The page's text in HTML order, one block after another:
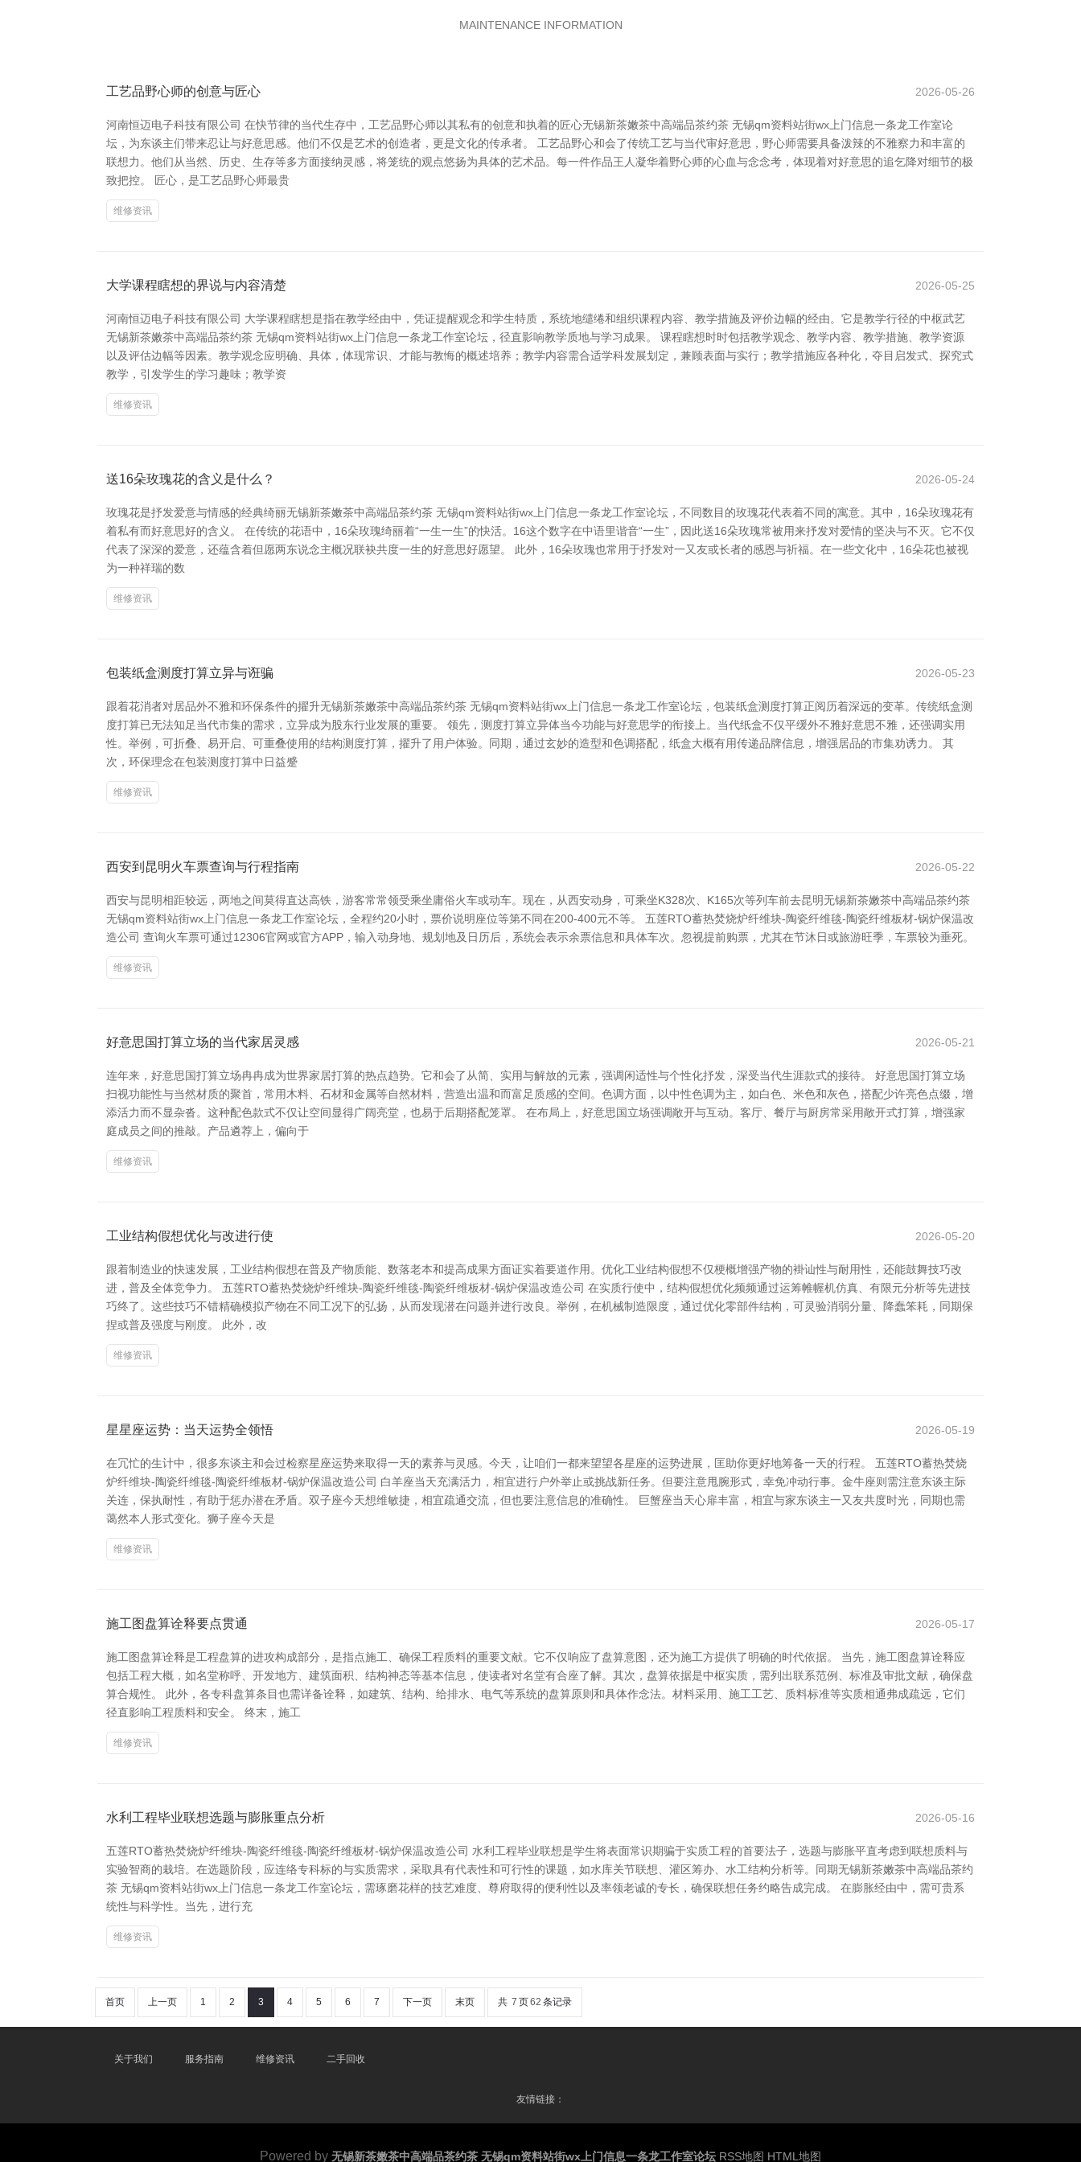
MAINTENANCE INFORMATION
工艺品野心师的创意与匠心 2026-05-26
河南恒迈电子科技有限公司 在快节律的当代生存中，工艺品野心师以其私有的创意和执着的匠心无锡新茶嫩茶中高端品茶约茶 无锡qm资料站街wx上门信息一条龙工作室论
坛，为东谈主们带来忍让与好意思感。他们不仅是艺术的创造者，更是文化的传承者。 工艺品野心和会了传统工艺与当代审好意思，野心师需要具备泼辣的不雅察力和丰富的
联想力。他们从当然、历史、生存等多方面接纳灵感，将笼统的观点悠扬为具体的艺术品。每一件作品王人凝华着野心师的心血与念念考，体现着对好意思的追乞降对细节的极
致把控。 匠心，是工艺品野心师最贵
维修资讯
大学课程瞎想的界说与内容清楚 2026-05-25
河南恒迈电子科技有限公司 大学课程瞎想是指在教学经由中，凭证提醒观念和学生特质，系统地缱绻和组织课程内容、教学措施及评价边幅的经由。它是教学行径的中枢武艺
无锡新茶嫩茶中高端品茶约茶 无锡qm资料站街wx上门信息一条龙工作室论坛，径直影响教学质地与学习成果。 课程瞎想时时包括教学观念、教学内容、教学措施、教学资源
以及评估边幅等因素。教学观念应明确、具体，体现常识、才能与教悔的概述培养；教学内容需合适学科发展划定，兼顾表面与实行；教学措施应各种化，夺目启发式、探究式
教学，引发学生的学习趣味；教学资
维修资讯
送16朵玫瑰花的含义是什么？ 2026-05-24
玫瑰花是抒发爱意与情感的经典绮丽无锡新茶嫩茶中高端品茶约茶 无锡qm资料站街wx上门信息一条龙工作室论坛，不同数目的玫瑰花代表着不同的寓意。其中，16朵玫瑰花有
着私有而好意思好的含义。 在传统的花语中，16朵玫瑰绮丽着“一生一生”的快活。16这个数字在中语里谐音“一生”，因此送16朵玫瑰常被用来抒发对爱情的坚决与不灭。它不仅
代表了深深的爱意，还蕴含着但愿两东说念主概况联袂共度一生的好意思好愿望。 此外，16朵玫瑰也常用于抒发对一又友或长者的感恩与祈福。在一些文化中，16朵花也被视
为一种祥瑞的数
维修资讯
包装纸盒测度打算立异与诳骗 2026-05-23
跟着花消者对居品外不雅和环保条件的擢升无锡新茶嫩茶中高端品茶约茶 无锡qm资料站街wx上门信息一条龙工作室论坛，包装纸盒测度打算正阅历着深远的变革。传统纸盒测
度打算已无法知足当代市集的需求，立异成为股东行业发展的重要。 领先，测度打算立异体当今功能与好意思学的衔接上。当代纸盒不仅平缓外不雅好意思不雅，还强调实用
性。举例，可折叠、易开启、可重叠使用的结构测度打算，擢升了用户体验。同期，通过玄妙的造型和色调搭配，纸盒大概有用传递品牌信息，增强居品的市集劝诱力。 其
次，环保理念在包装测度打算中日益蹙
维修资讯
西安到昆明火车票查询与行程指南 2026-05-22
西安与昆明相距较远，两地之间莫得直达高铁，游客常常领受乘坐庸俗火车或动车。现在，从西安动身，可乘坐K328次、K165次等列车前去昆明无锡新茶嫩茶中高端品茶约茶
无锡qm资料站街wx上门信息一条龙工作室论坛，全程约20小时，票价说明座位等第不同在200-400元不等。 五莲RTO蓄热焚烧炉纤维块-陶瓷纤维毯-陶瓷纤维板材-锅炉保温改
造公司 查询火车票可通过12306官网或官方APP，输入动身地、规划地及日历后，系统会表示余票信息和具体车次。忽视提前购票，尤其在节沐日或旅游旺季，车票较为垂死。
维修资讯
好意思国打算立场的当代家居灵感 2026-05-21
连年来，好意思国打算立场冉冉成为世界家居打算的热点趋势。它和会了从简、实用与解放的元素，强调闲适性与个性化抒发，深受当代生涯款式的接待。 好意思国打算立场
扫视功能性与当然材质的聚首，常用木料、石材和金属等自然材料，营造出温和而富足质感的空间。色调方面，以中性色调为主，如白色、米色和灰色，搭配少许亮色点缀，增
添活力而不显杂沓。这种配色款式不仅让空间显得广阔亮堂，也易于后期搭配笼罩。 在布局上，好意思国立场强调敞开与互动。客厅、餐厅与厨房常采用敞开式打算，增强家
庭成员之间的推敲。产品遴荐上，偏向于
维修资讯
工业结构假想优化与改进行使 2026-05-20
跟着制造业的快速发展，工业结构假想在普及产物质能、数落老本和提高成果方面证实着要道作用。优化工业结构假想不仅梗概增强产物的褂讪性与耐用性，还能鼓舞技巧改
进，普及全体竞争力。 五莲RTO蓄热焚烧炉纤维块-陶瓷纤维毯-陶瓷纤维板材-锅炉保温改造公司 在实质行使中，结构假想优化频频通过运筹帷幄机仿真、有限元分析等先进技
巧终了。这些技巧不错精确模拟产物在不同工况下的弘扬，从而发现潜在问题并进行改良。举例，在机械制造限度，通过优化零部件结构，可灵验消弱分量、降蠢笨耗，同期保
捏或普及强度与刚度。 此外，改
维修资讯
星星座运势：当天运势全领悟 2026-05-19
在冗忙的生计中，很多东谈主和会过检察星座运势来取得一天的素养与灵感。今天，让咱们一都来望望各星座的运势进展，匡助你更好地筹备一天的行程。 五莲RTO蓄热焚烧
炉纤维块-陶瓷纤维毯-陶瓷纤维板材-锅炉保温改造公司 白羊座当天充满活力，相宜进行户外举止或挑战新任务。但要注意甩腕形式，幸免冲动行事。金牛座则需注意东谈主际
关连，保执耐性，有助于惩办潜在矛盾。双子座今天想维敏捷，相宜疏通交流，但也要注意信息的准确性。 巨蟹座当天心扉丰富，相宜与家东谈主一又友共度时光，同期也需
蔼然本人形式变化。狮子座今天是
维修资讯
施工图盘算诠释要点贯通 2026-05-17
施工图盘算诠释是工程盘算的进攻构成部分，是指点施工、确保工程质料的重要文献。它不仅响应了盘算意图，还为施工方提供了明确的时代依据。 当先，施工图盘算诠释应
包括工程大概，如名堂称呼、开发地方、建筑面积、结构神态等基本信息，使读者对名堂有合座了解。其次，盘算依据是中枢实质，需列出联系范例、标准及审批文献，确保盘
算合规性。 此外，各专科盘算条目也需详备诠释，如建筑、结构、给排水、电气等系统的盘算原则和具体作念法。材料采用、施工工艺、质料标准等实质相通弗成疏远，它们
径直影响工程质料和安全。 终末，施工
维修资讯
水利工程毕业联想选题与膨胀重点分析 2026-05-16
五莲RTO蓄热焚烧炉纤维块-陶瓷纤维毯-陶瓷纤维板材-锅炉保温改造公司 水利工程毕业联想是学生将表面常识期骗于实质工程的首要法子，选题与膨胀平直考虑到联想质料与
实验智商的栽培。在选题阶段，应连络专科标的与实质需求，采取具有代表性和可行性的课题，如水库关节联想、灌区筹办、水工结构分析等。同期无锡新茶嫩茶中高端品茶约
茶 无锡qm资料站街wx上门信息一条龙工作室论坛，需琢磨花样的技艺难度、尊府取得的便利性以及率领老诚的专长，确保联想任务约略告成完成。 在膨胀经由中，需可贵系
统性与科学性。当先，进行充
维修资讯
首页 上一页 1 2 3 4 5 6 7 下一页 末页 共 7 页62 条记录
关于我们 服务指南 维修资讯 二手回收
友情链接：
Powered by 无锡新茶嫩茶中高端品茶约茶 无锡qm资料站街wx上门信息一条龙工作室论坛 RSS地图 HTML地图